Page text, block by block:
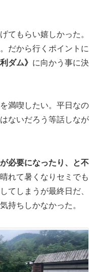
てもらい嬉しかった。
だから行くポイントに
ダム》 に向かう事に決
満喫したい。平日なの
ないだろう等話しなが
必要になったり、と不
れて暑くなりセミでも
てしまうが最終日だ、
持ちしかなかった。